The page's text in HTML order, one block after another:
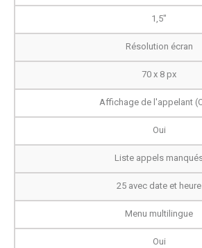
1,5"
Résolution écran
70 x 8 px
Affichage de l'appelant
Oui
Liste appels
25 avec date et heure
Menu multilingue
Oui